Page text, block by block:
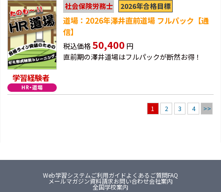
学習経験者
社会保険労務士 2026年合格目標
道場：2026年澤井直前道場 フルパック【通
信】
税込価格 50,400 円
直前期の澤井道場はフルパックが断然お得！
1 2 3 4 >>
Web学習システムご利用ガイドよくあるご質問FAQ
メールマガジン資料請求お問い合わせ会社案内
全国学校案内